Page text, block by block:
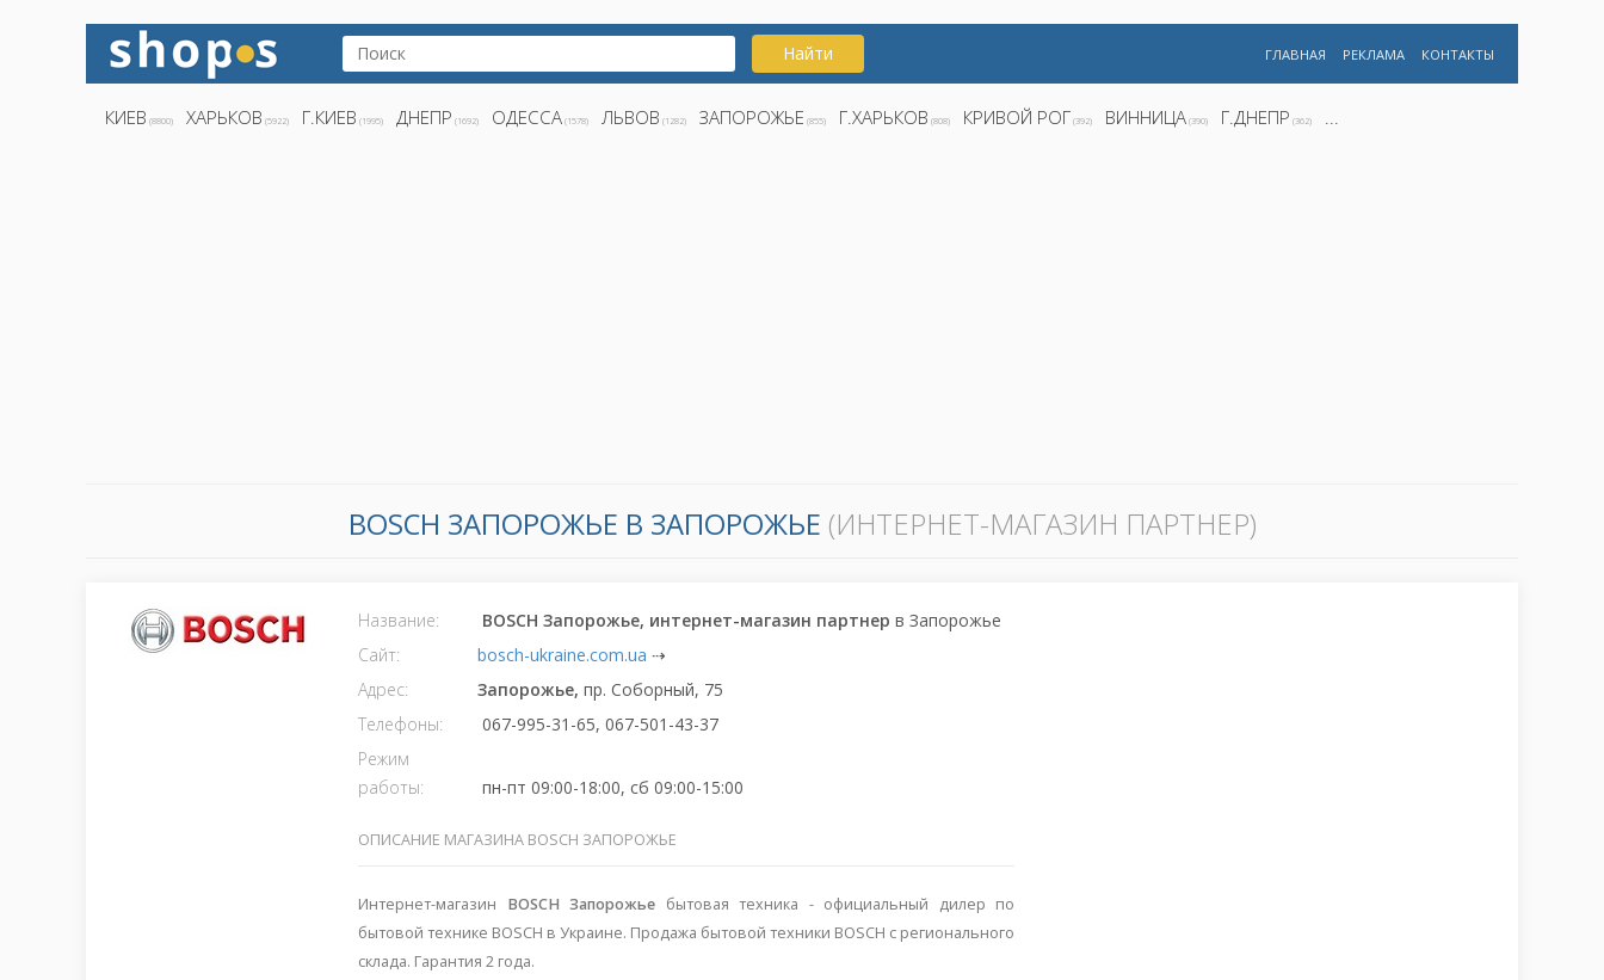
Найти ГЛАВНАЯ РЕКЛАМА КОНТАКТЫ
КИЕВ (8800) ХАРЬКОВ (5922) Г.КИЕВ (1995) ДНЕПР (1692) ОДЕССА (1578) ЛЬВОВ (1282) ЗАПОРОЖЬЕ (855) Г.ХАРЬКОВ (808) КРИВОЙ РОГ (392) ВИННИЦА (390) Г.ДНЕПР (362) ...
BOSCH ЗАПОРОЖЬЕ В ЗАПОРОЖЬЕ (ИНТЕРНЕТ-МАГАЗИН ПАРТНЕР)
Название: BOSCH Запорожье, интернет-магазин партнер в Запорожье
Сайт:
bosch-ukraine.com.ua ⇢
Адрес:
Запорожье,пр. Соборный, 75
Телефоны:
067-995-31-65, 067-501-43-37
Режим
работы:
пн-пт 09:00-18:00, сб 09:00-15:00
ОПИСАНИЕ МАГАЗИНА BOSCH ЗАПОРОЖЬЕ
Интернет-магазин BOSCH Запорожье бытовая техника - официальный дилер по
бытовой технике BOSCH в Украине. Продажа бытовой техники BOSCH с регионального
склада. Гарантия 2 года.